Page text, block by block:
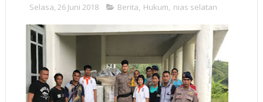
Selasa, 26 Juni 2018 Berita, Hukum, nias selatan